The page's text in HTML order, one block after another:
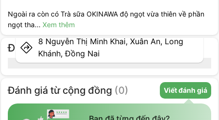
Ngoài ra còn có Trà sữa OKINAWA độ ngọt vừa thiên về phần
ngọt tha... Xem thêm
Địa điểm cụ thể
8 Nguyễn Thị Minh Khai, Xuân An, Long
Khánh, Đồng Nai
Đánh giá từ cộng đồng (0) Viết đánh giá